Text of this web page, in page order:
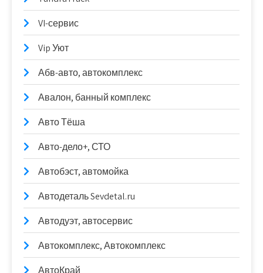
VI-сервис
Vip Уют
Абв-авто, автокомплекс
Авалон, банный комплекс
Авто Тёша
Авто-дело+, СТО
Автобэст, автомойка
Автодеталь Sevdetal.ru
Автодуэт, автосервис
Автокомплекс, Автокомплекс
АвтоКрай